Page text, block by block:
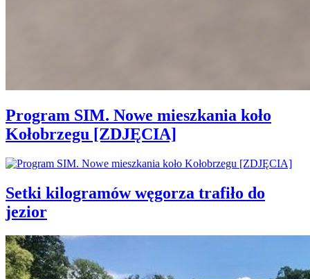
Program SIM. Nowe mieszkania koło
Kołobrzegu [ZDJĘCIA]
Setki kilogramów węgorza trafiło do
jezior